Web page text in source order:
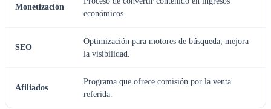
Monetización
económicos.
SEO
Optimización para motores de búsqueda, mejora
la visibilidad.
Afiliados
Programa que ofrece comisión por la venta
referida.